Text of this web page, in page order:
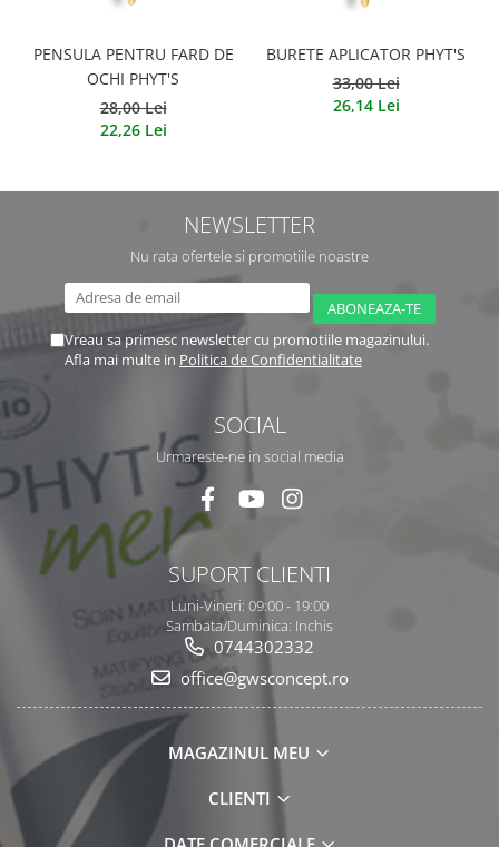
PENSULA PENTRU FARD DE
OCHI PHYT'S
28,00 Lei
22,26 Lei
BURETE APLICATOR PHYT'S
33,00 Lei
26,14 Lei
NEWSLETTER
Nu rata ofertele si promotiile noastre
Vreau sa primesc newsletter cu promotiile magazinului.
Afla mai multe in Politica de Confidentialitate
SOCIAL
Urmareste-ne in social media
SUPORT CLIENTI
Luni-Vineri: 09:00 - 19:00
Sambata/Duminica: Inchis
0744302332
office@gwsconcept.ro
MAGAZINUL MEU
CLIENTI